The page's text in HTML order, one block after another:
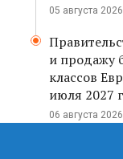
05 августа
и продажу
классов
июля 2027
06 августа